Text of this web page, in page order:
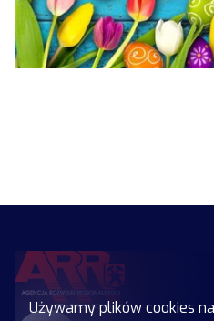
Używamy plików cookies